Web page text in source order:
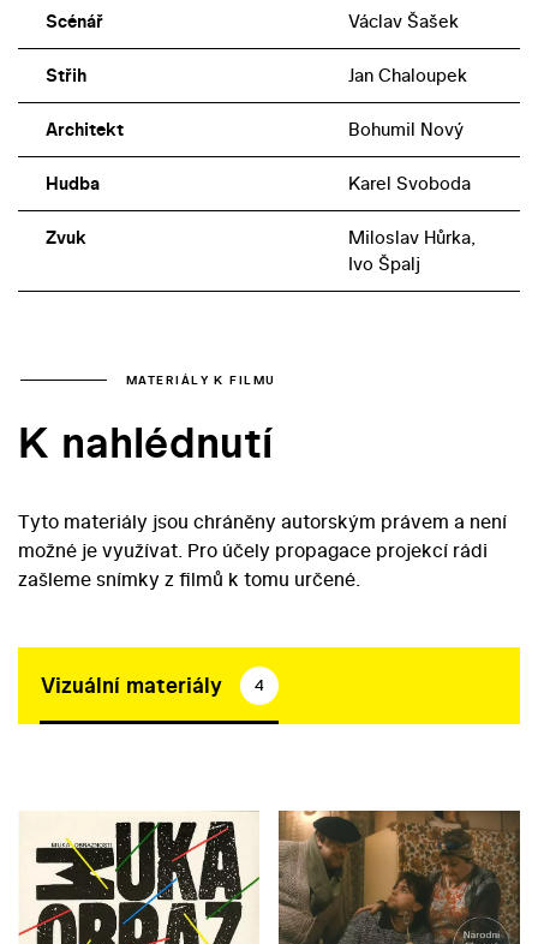
Scénář Václav Šašek
Střih Jan Chaloupek
Architekt Bohumil Nový
Hudba Karel Svoboda
Zvuk
Miloslav Hůrka,
Ivo Špalj
MATERIÁLY K FILMU
K nahlédnutí
Tyto materiály jsou chráněny autorským právem a není
možné je využívat. Pro účely propagace projekcí rádi
zašleme snímky z filmů k tomu určené.
Vizuální materiály 4